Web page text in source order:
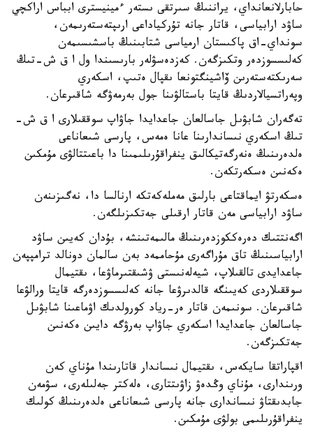
حابارلانعانداي، يراننىڭ سىرتقى ىستەر ءمينيسترى ابباس اراكچي
ساۋد ارابياسى، قاتار جانە تۇركياداعى ارىپتەستەرىمەن،
سونداي-اق پاكىستان ارمياسى شتابىنىڭ باسشىسىمەن
كەلىسسوزدەر وتكىزگەن. كەزدەسۋلەر بارىسىندا ول ا ق ش-تىڭ
سەرىكتەستەرىن ۆاشينگتونعا ىقپال ەتىپ، اسكەري
وپەراتسيالاردىڭ قايتا باستالۋىنا جول بەرمەۋگە شاقىرعان.
تەگەران شابۋىل جاسالعان جاعدايدا جاۋاپ سوققىلارى ا ق ش-
تىڭ اسكەري نىساندارىنا عانا ەمەس، پارسى شىعاناعى
ەلدەرىنىڭ ەنەرگەتيكالىق ينفراقۇرىلىمىنا دا باعىتتالۋى مۇمكىن
ەكەنىن ەسكەرتكەن.
ەسكەرتۋ ايماقتاعى بارلىق مەملەكەتكە ارنالسا دا، نەگىزىنەن
ساۋد ارابياسى مەن قاتار ارقىلى جەتكىزىلگەن.
اگەنتتىك دەرەككوزدەرىنىڭ مالىمەتىنشە، بۇدان كەيىن ساۋد
ارابياسىنىڭ تاق مۇراگەرى مۇحاممەد بەن سالمان دونالد ترامپپەن
جاعدايدى تالقىلاپ، شيەلەنىستى ۋشىقتىرماۋعا، ىقتيمال
سوققىلاردى كەيىنگە قالدىرۋعا جانە كەلىسسوزدەرگە قايتا ورالۋعا
شاقىرعان. سونىمەن قاتار ەر-رياد كورولدىك اۋماعىنا شابۋىل
جاسالعان جاعدايدا اسكەري جاۋاپ بەرۋگە دايىن ەكەنىن
جەتكىزگەن.
اقپاراتقا سايكەس، ىقتيمال نىساندار قاتارىندا مۇناي كەن
ورىندارى، مۇناي وڭدەۋ زاۋىتتارى، ەلەكتر جەلىلەرى، سۋمەن
جابدىقتاۋ نىساندارى جانە پارسى شىعاناعى ەلدەرىنىڭ كولىك
ينفراقۇرىلىمى بولۋى مۇمكىن.